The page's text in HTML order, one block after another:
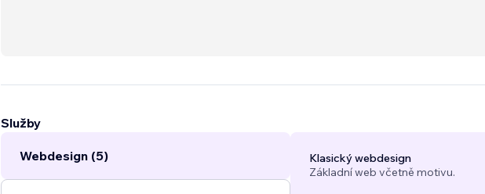
Služby
Webdesign (5)
Klasický webdesign
Základní web včetně motivu.